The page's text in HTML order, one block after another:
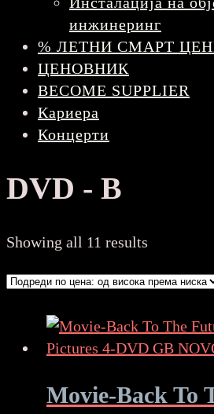
инжинеринг
% ЛЕТНИ СМАРТ
ЦЕНОВНИК
BECOME SUPPLIER
Кариера
Концерти
DVD - B
Showing all 11 results
price:
to
low
Movie-Back To